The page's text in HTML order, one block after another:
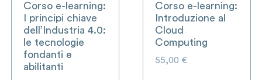
Corso e-learning:
I principi chiave
dell’Industria 4.0:
le tecnologie
fondanti e
abilitanti
Corso e-learning:
Introduzione al
Cloud
Computing
55,00 €